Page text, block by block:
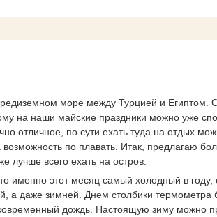
море между Турцией и Египтом.
на наши майские праздники можно уже
отличное, по сути ехать туда на отдых
по плавать. Итак, предлагаю
лучше всего ехать на остров.
именно этот месяц самый холодный в году,
а даже зимней. Днем столбики термометра
дождь. Настоящую зиму можно